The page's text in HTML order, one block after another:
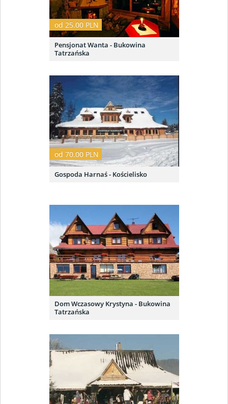
od 25.00 PLN
Pensjonat Wanta - Bukowina
Tatrzańska
od 70.00 PLN
Gospoda Harnaś - Kościelisko
Dom Wczasowy Krystyna - Bukowina
Tatrzańska